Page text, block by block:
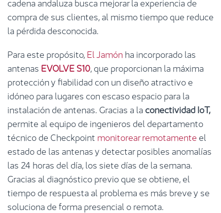
compra de sus clientes, al mismo tiempo que reduce
la pérdida desconocida.
Para este propósito,El Jamón ha incorporado las
antenas EVOLVE S10, que proporcionan la máxima
protección y fiabilidad con un diseño atractivo e
idóneo para lugares con escaso espacio para la
instalación de antenas. Gracias a laconectividad IoT,
permite al equipo de ingenieros del departamento
técnico de Checkpoint monitorear remotamente el
estado de las antenas y detectar posibles anomalías
las 24 horas del día, los siete días de la semana.
Gracias al diagnóstico previo que se obtiene, el
tiempo de respuesta al problema es más breve y se
soluciona de forma presencial o remota.